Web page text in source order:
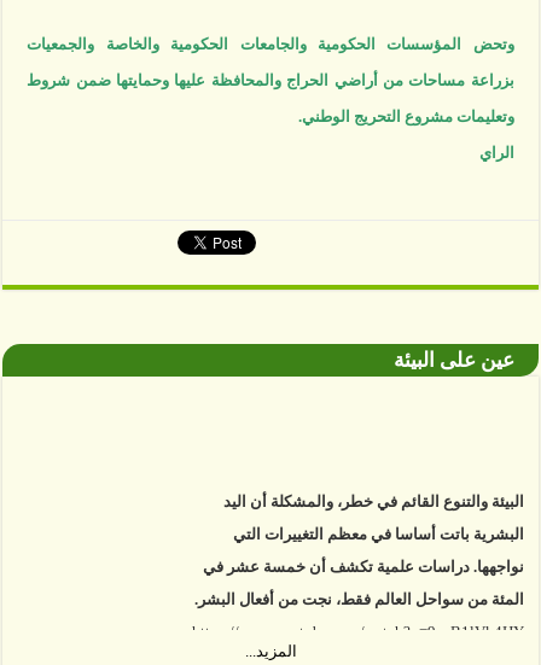
وتحض المؤسسات الحكومية والجامعات الحكومية والخاصة والجمعيات
بزراعة مساحات من أراضي الحراج والمحافظة عليها وحمايتها ضمن شروط
وتعليمات مشروع التحريج الوطني.
الراي
عين على البيئة
البيئة والتنوع القائم في خطر، والمشكلة أن اليد
البشرية باتت أساسا في معظم التغييرات التي
نواجهها. دراسات علمية تكشف أن خمسة عشر في
المئة من سواحل العالم فقط، نجت من أفعال البشر.
المزيد...